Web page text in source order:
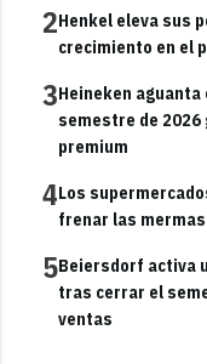
2Henkel eleva sus
crecimiento en el
3Heineken
semestre de 2026
premium
4Los
frenar las
5Beiersdorf activa
tras cerrar el
ventas